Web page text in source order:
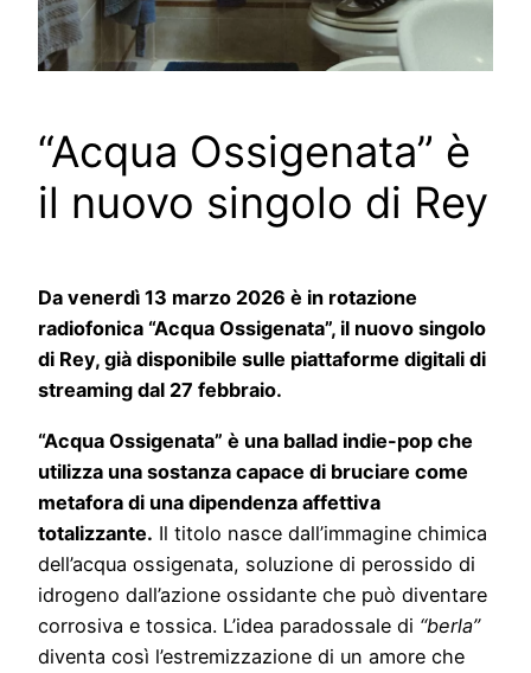
“Acqua Ossigenata” è
il nuovo singolo di Rey
Da venerdì 13 marzo 2026 è in rotazione
radiofonica “Acqua Ossigenata”, il nuovo singolo
di Rey, già disponibile sulle piattaforme digitali di
streaming dal 27 febbraio.
“Acqua Ossigenata” è una ballad indie-pop che
utilizza una sostanza capace di bruciare come
metafora di una dipendenza affettiva
totalizzante. Il titolo nasce dall’immagine chimica
dell’acqua ossigenata, soluzione di perossido di
idrogeno dall’azione ossidante che può diventare
corrosiva e tossica. L’idea paradossale di “berla”
diventa così l’estremizzazione di un amore che